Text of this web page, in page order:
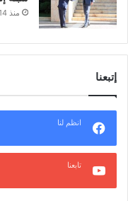
منذ 14 ساعة
إتبعنا
انظم لنا
تابعنا